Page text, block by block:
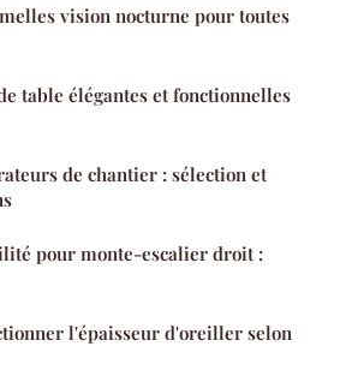
vision nocturne pour toutes
table élégantes et fonctionnelles
de chantier : sélection et
pour monte-escalier droit :
l'épaisseur d'oreiller selon